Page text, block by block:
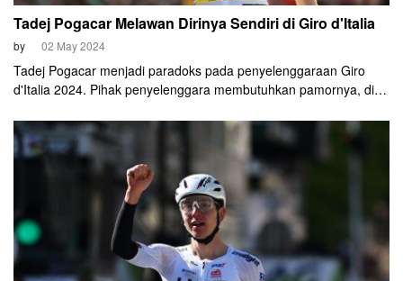
Tadej Pogacar Melawan Dirinya Sendiri di Giro d'Italia
by 02 May 2024
Tadej Pogacar menjadi paradoks pada penyelenggaraan Giro
d'Italia 2024. Pihak penyelenggara membutuhkan pamornya, di
pembalap yang bisa menandinginya.